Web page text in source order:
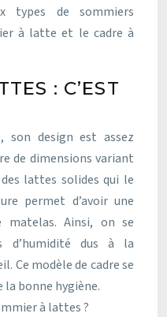
types de sommiers
à latte et le cadre à
: C’EST
son design est assez
de dimensions variant
des lattes solides qui le
permet d’avoir une
Ainsi, on se
d’humidité dus à la
Ce modèle de cadre se
bonne hygiène.
à lattes ?